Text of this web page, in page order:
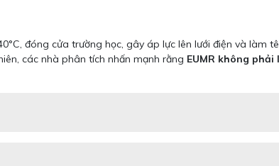
đóng cửa trường học, gây áp lực lên lưới điện và làm
các nhà phân tích nhấn mạnh rằng EUMR không